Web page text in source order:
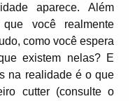
aparece. Além
você realmente
como você espera
existem nelas? E
na realidade é o que
cutter (consulte o